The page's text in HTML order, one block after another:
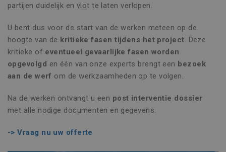
partijen duidelijk en vlot te laten verlopen.
U bent dus voor de start van de werken meteen op de
hoogte van de kritieke fasen tijdens het project. Deze
kritieke of eventueel gevaarlijke fasen worden
opgevolgd en één van onze experts brengt een bezoek
aan de werf om de werkzaamheden op te volgen.
Na de werken ontvangt u een post interventie dossier
met alle nodige documenten en gegevens.
-> Vraag nu uw offerte